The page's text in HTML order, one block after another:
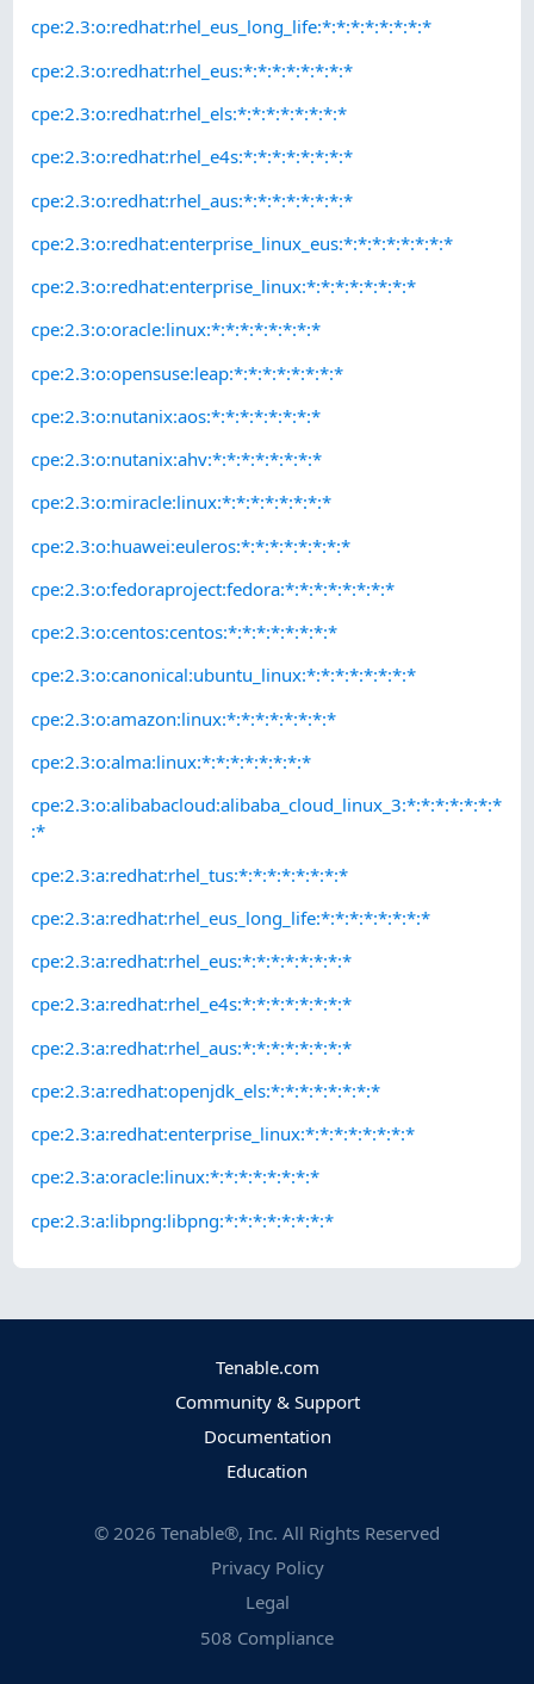
cpe:2.3:o:redhat:rhel_eus_long_life:*:*:*:*:*:*:*:*
cpe:2.3:o:redhat:rhel_eus:*:*:*:*:*:*:*:*
cpe:2.3:o:redhat:rhel_els:*:*:*:*:*:*:*:*
cpe:2.3:o:redhat:rhel_e4s:*:*:*:*:*:*:*:*
cpe:2.3:o:redhat:rhel_aus:*:*:*:*:*:*:*:*
cpe:2.3:o:redhat:enterprise_linux_eus:*:*:*:*:*:*:*:*
cpe:2.3:o:redhat:enterprise_linux:*:*:*:*:*:*:*:*
cpe:2.3:o:oracle:linux:*:*:*:*:*:*:*:*
cpe:2.3:o:opensuse:leap:*:*:*:*:*:*:*:*
cpe:2.3:o:nutanix:aos:*:*:*:*:*:*:*:*
cpe:2.3:o:nutanix:ahv:*:*:*:*:*:*:*:*
cpe:2.3:o:miracle:linux:*:*:*:*:*:*:*:*
cpe:2.3:o:huawei:euleros:*:*:*:*:*:*:*:*
cpe:2.3:o:fedoraproject:fedora:*:*:*:*:*:*:*:*
cpe:2.3:o:centos:centos:*:*:*:*:*:*:*:*
cpe:2.3:o:canonical:ubuntu_linux:*:*:*:*:*:*:*:*
cpe:2.3:o:amazon:linux:*:*:*:*:*:*:*:*
cpe:2.3:o:alma:linux:*:*:*:*:*:*:*:*
cpe:2.3:o:alibabacloud:alibaba_cloud_linux_3:*:*:*:*:*:*:*
:*
cpe:2.3:a:redhat:rhel_tus:*:*:*:*:*:*:*:*
cpe:2.3:a:redhat:rhel_eus_long_life:*:*:*:*:*:*:*:*
cpe:2.3:a:redhat:rhel_eus:*:*:*:*:*:*:*:*
cpe:2.3:a:redhat:rhel_e4s:*:*:*:*:*:*:*:*
cpe:2.3:a:redhat:rhel_aus:*:*:*:*:*:*:*:*
cpe:2.3:a:redhat:openjdk_els:*:*:*:*:*:*:*:*
cpe:2.3:a:redhat:enterprise_linux:*:*:*:*:*:*:*:*
cpe:2.3:a:oracle:linux:*:*:*:*:*:*:*:*
cpe:2.3:a:libpng:libpng:*:*:*:*:*:*:*:*
Tenable.com
Community & Support
Documentation
Education
© 2026 Tenable®, Inc. All Rights Reserved
Privacy Policy
Legal
508 Compliance